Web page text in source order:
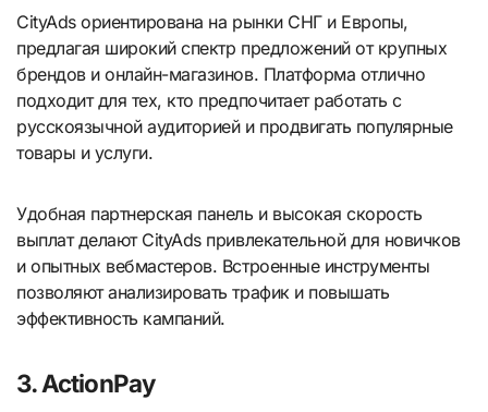
CityAds ориентирована на рынки СНГ и Европы,
предлагая широкий спектр предложений от крупных
брендов и онлайн-магазинов. Платформа отлично
подходит для тех, кто предпочитает работать с
русскоязычной аудиторией и продвигать популярные
товары и услуги.
Удобная партнерская панель и высокая скорость
выплат делают CityAds привлекательной для новичков
и опытных вебмастеров. Встроенные инструменты
позволяют анализировать трафик и повышать
эффективность кампаний.
3. ActionPay